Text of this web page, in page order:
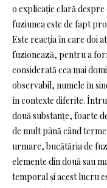
o explicație clară
fuziunea este de fapt
Este reacția în care doi
fuzionează, pentru a
considerată cea mai
observabil, numele în
în contexte diferite.
două substanțe, foarte
de mult până când
urmare, bucătăria de
elemente din două sau
temporal și acest lucru